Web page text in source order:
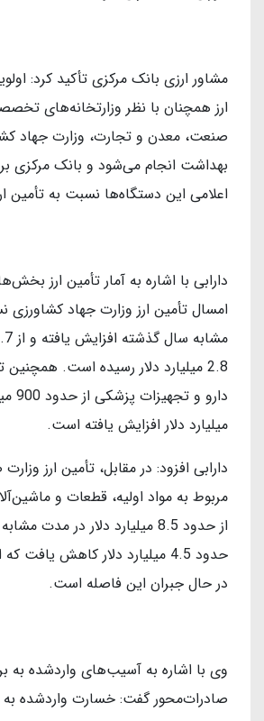
مشاور ارزی بانک مرکزی تأکید کرد:
ارز همچنان با نظر وزارتخانه‌های
صنعت، معدن و تجارت، وزارت جهاد
بهداشت انجام می‌شود و بانک مرکزی
اعلامی این دستگاه‌ها نسبت به تأمین
دارابی با اشاره به آمار تأمین ارز
امسال تأمین ارز وزارت جهاد
2.8 میلیارد دلار رسیده است. همچنین
میلیارد دلار افزایش یافته است.
دارابی افزود: در مقابل، تأمین ارز
مربوط به مواد اولیه، قطعات و
از حدود 8.5 میلیارد دلار در مدت
حدود 4.5 میلیارد دلار کاهش
در حال جبران این فاصله است.
وی با اشاره به آسیب‌های واردشده به
صادرات‌محور گفت: خسارت واردشده به